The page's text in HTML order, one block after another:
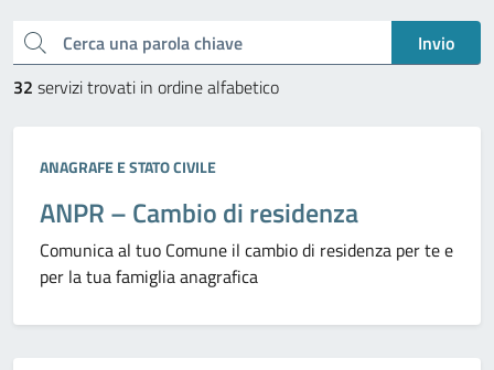
Cerca una parola chiave
Invio
32 servizi trovati in ordine alfabetico
Categoria:
ANAGRAFE E STATO CIVILE
ANPR – Cambio di residenza
Comunica al tuo Comune il cambio di residenza per te e
per la tua famiglia anagrafica